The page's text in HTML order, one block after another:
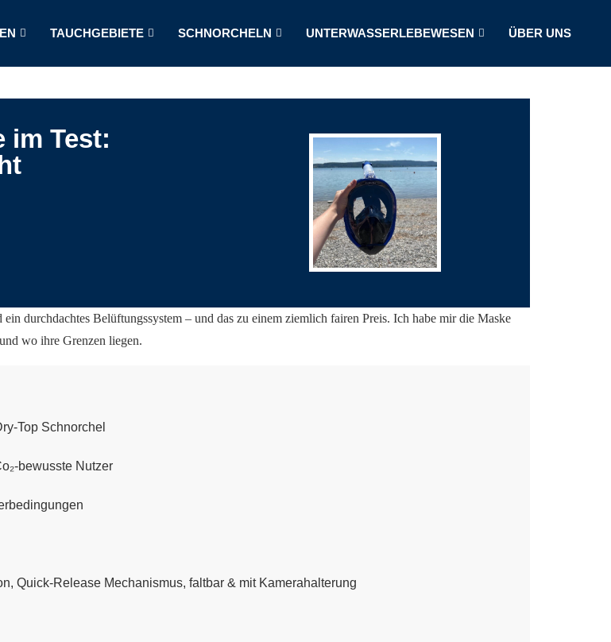
TAUCHGEBIETE SCHNORCHELN UNTERWASSERLEBEWESEN ÜBER UNS
im Test:
durchdachtes Belüftungssystem – und das zu einem ziemlich fairen Preis. Ich habe mir die Maske
wo ihre Grenzen liegen.
Schnorchel
Nutzer
Quick‑Release Mechanismus, faltbar & mit Kamerahalterung